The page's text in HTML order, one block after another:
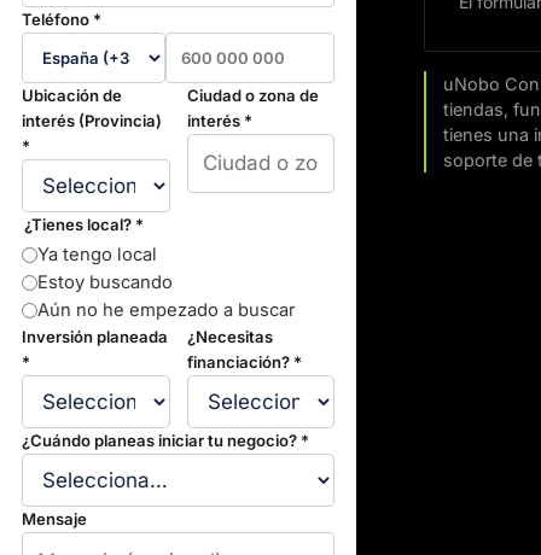
Teléfono *
Ubicación de
interés (Provincia)
*
Ciudad o zona de
interés *
¿Tienes local? *
Ya tengo local
Estoy buscando
Aún no he empezado a buscar
Inversión planeada
*
¿Necesitas
financiación? *
¿Cuándo planeas iniciar tu negocio? *
Mensaje
uNobo
tiendas,
tienes una
soporte de